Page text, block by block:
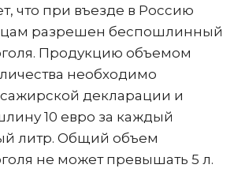
что при въезде в Россию
разрешен беспошлинный
Продукцию объемом
необходимо
декларации и
10 евро за каждый
литр. Общий объем
не может превышать 5 л.